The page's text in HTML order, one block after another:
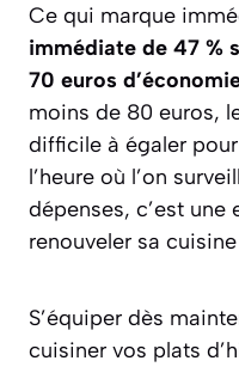
Ce qui marque
immédiate de 47 %
70 euros
moins de 80 euros,
difficile à égaler
l’heure où l’on
dépenses, c’est
renouveler sa
S’équiper dès
cuisiner vos plats